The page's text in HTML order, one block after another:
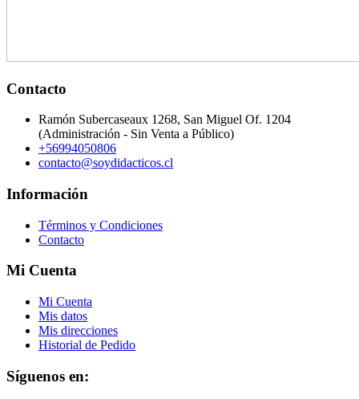
Contacto
Ramón Subercaseaux 1268, San Miguel Of. 1204
(Administración - Sin Venta a Público)
+56994050806
contacto@soydidacticos.cl
Información
Términos y Condiciones
Contacto
Mi Cuenta
Mi Cuenta
Mis datos
Mis direcciones
Historial de Pedido
Síguenos en: